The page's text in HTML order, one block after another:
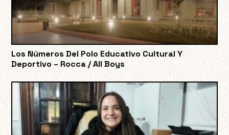
Los Números Del Polo Educativo Cultural Y
Deportivo – Rocca / All Boys